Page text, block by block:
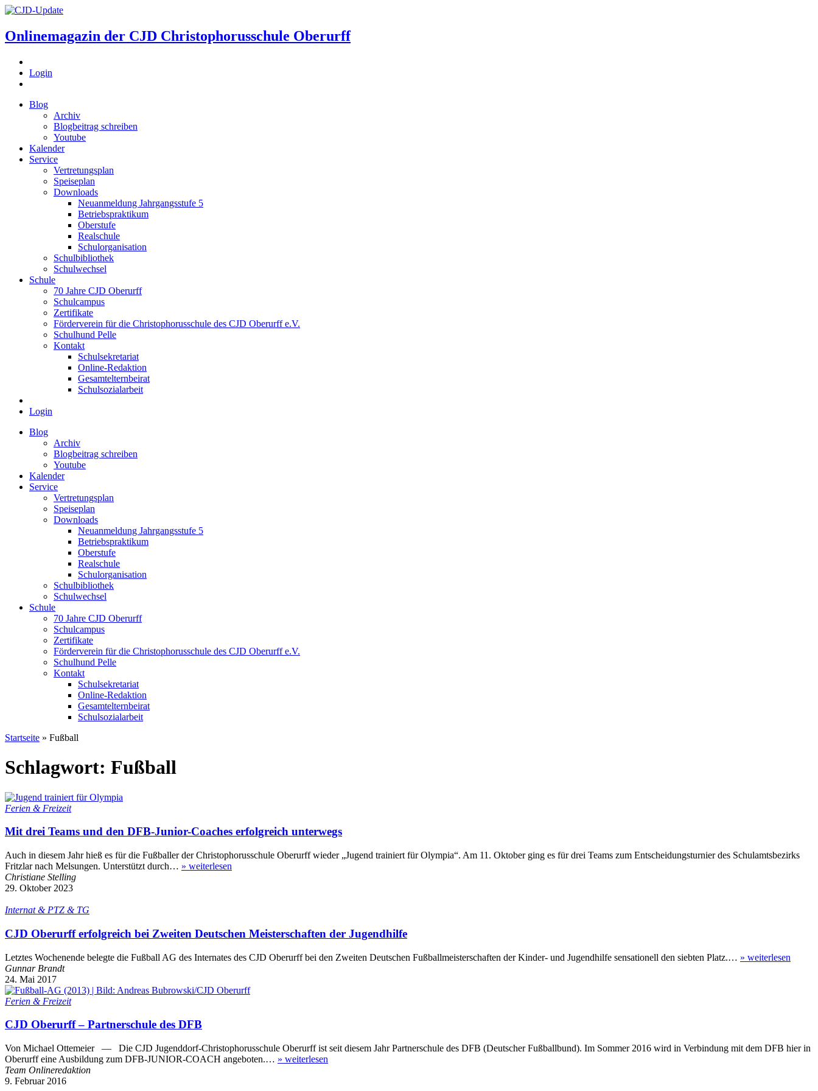
Onlinemagazin der CJD Christophorusschule Oberurff
Login
Blog
Archiv
Blogbeitrag schreiben
Youtube
Kalender
Service
Vertretungsplan
Speiseplan
Downloads
Neuanmeldung Jahrgangsstufe 5
Betriebspraktikum
Oberstufe
Realschule
Schulorganisation
Schulbibliothek
Schulwechsel
Schule
70 Jahre CJD Oberurff
Schulcampus
Zertifikate
Förderverein für die Christophorusschule des CJD Oberurff e.V.
Schulhund Pelle
Kontakt
Schulsekretariat
Online-Redaktion
Gesamtelternbeirat
Schulsozialarbeit
Login
Blog
Archiv
Blogbeitrag schreiben
Youtube
Kalender
Service
Vertretungsplan
Speiseplan
Downloads
Neuanmeldung Jahrgangsstufe 5
Betriebspraktikum
Oberstufe
Realschule
Schulorganisation
Schulbibliothek
Schulwechsel
Schule
70 Jahre CJD Oberurff
Schulcampus
Zertifikate
Förderverein für die Christophorusschule des CJD Oberurff e.V.
Schulhund Pelle
Kontakt
Schulsekretariat
Online-Redaktion
Gesamtelternbeirat
Schulsozialarbeit
Startseite » Fußball
Schlagwort: Fußball
Ferien & Freizeit
Mit drei Teams und den DFB-Junior-Coaches erfolgreich unterwegs
Auch in diesem Jahr hieß es für die Fußballer der Christophorusschule Oberurff wieder „Jugend trainiert für Olympia“. Am 11. Oktober ging es für drei Teams zum Entscheidungsturnier des Schulamtsbezirks
Fritzlar nach Melsungen. Unterstützt durch… » weiterlesen
Christiane Stelling
29. Oktober 2023
Internat & PTZ & TG
CJD Oberurff erfolgreich bei Zweiten Deutschen Meisterschaften der Jugendhilfe
Letztes Wochenende belegte die Fußball AG des Internates des CJD Oberurff bei den Zweiten Deutschen Fußballmeisterschaften der Kinder- und Jugendhilfe sensationell den siebten Platz.… » weiterlesen
Gunnar Brandt
24. Mai 2017
Ferien & Freizeit
CJD Oberurff – Partnerschule des DFB
Von Michael Ottemeier — Die CJD Jugenddorf-Christophorusschule Oberurff ist seit diesem Jahr Partnerschule des DFB (Deutscher Fußballbund). Im Sommer 2016 wird in Verbindung mit dem DFB hier in
Oberurff eine Ausbildung zum DFB-JUNIOR-COACH angeboten.… » weiterlesen
Team Onlineredaktion
9. Februar 2016